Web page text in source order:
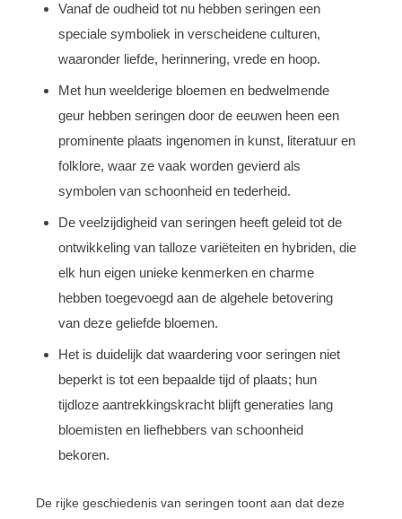
Vanaf de oudheid tot nu hebben seringen een
speciale symboliek in verscheidene culturen,
waaronder liefde, herinnering, vrede en hoop.
Met hun weelderige bloemen en bedwelmende
geur hebben seringen door de eeuwen heen een
prominente plaats ingenomen in kunst, literatuur en
folklore, waar ze vaak worden gevierd als
symbolen van schoonheid en tederheid.
De veelzijdigheid van seringen heeft geleid tot de
ontwikkeling van talloze variëteiten en hybriden, die
elk hun eigen unieke kenmerken en charme
hebben toegevoegd aan de algehele betovering
van deze geliefde bloemen.
Het is duidelijk dat waardering voor seringen niet
beperkt is tot een bepaalde tijd of plaats; hun
tijdloze aantrekkingskracht blijft generaties lang
bloemisten en liefhebbers van schoonheid
bekoren.
De rijke geschiedenis van seringen toont aan dat deze